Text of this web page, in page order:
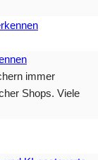
immer
Shops. Viele